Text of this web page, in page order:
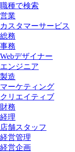
職種で検索
営業
カスタマーサービス
総務
事務
Webデザイナー
エンジニア
製造
マーケティング
クリエイティブ
財務
経理
店舗スタッフ
経営管理
経営企画